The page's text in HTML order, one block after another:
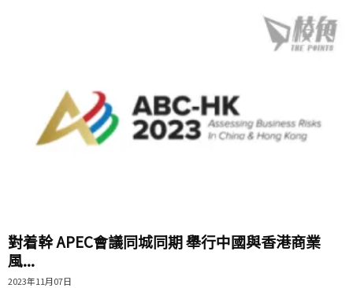
對着幹 APEC會議同城同期 舉行中國與香港商業
風...
2023年11月07日